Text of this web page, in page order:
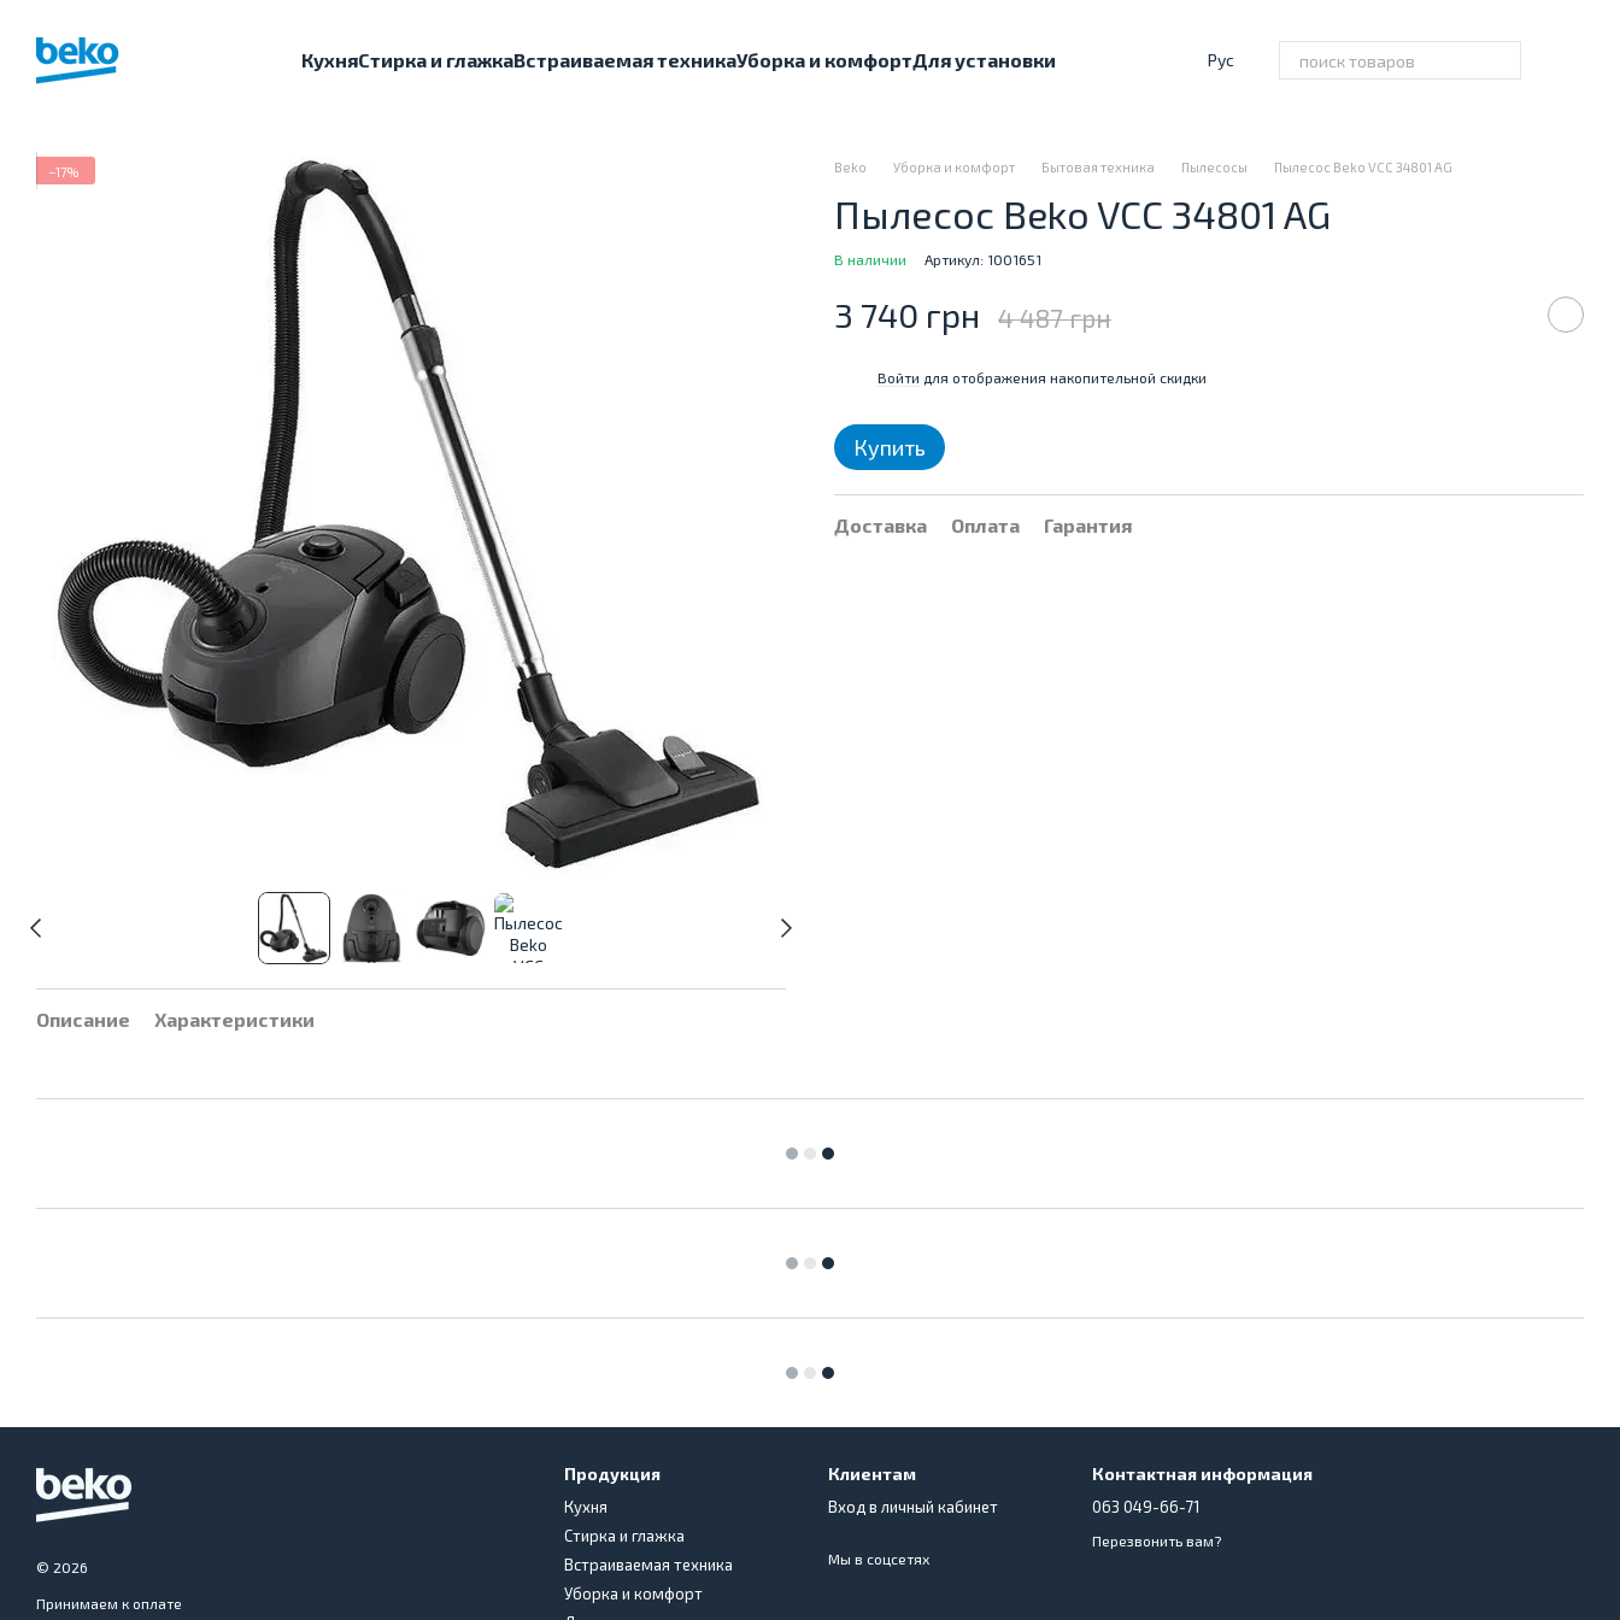
КухняСтирка и глажкаВстраиваемая техникаУборка и комфортДля установки Рус
−17%
Описание Характеристики
Beko Уборка и комфорт Бытовая техника Пылесосы Пылесос Beko VCC 34801 AG
Пылесос Beko VCC 34801 AG
В наличии Артикул: 1001651
3 740 грн 4 487 грн
Войти для отображения накопительной скидки
Купить
Доставка Оплата Гарантия
© 2026
Принимаем к оплате
Продукция
Кухня
Стирка и глажка
Встраиваемая техника
Уборка и комфорт
Клиентам
Вход в личный кабинет
Мы в соцсетях
Контактная информация
063 049-66-71
Перезвонить вам?